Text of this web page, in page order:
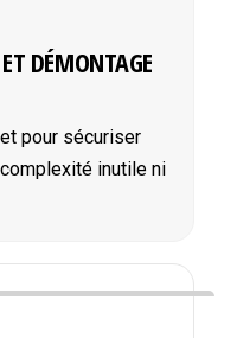
DÉMONTAGE
pour sécuriser
inutile ni